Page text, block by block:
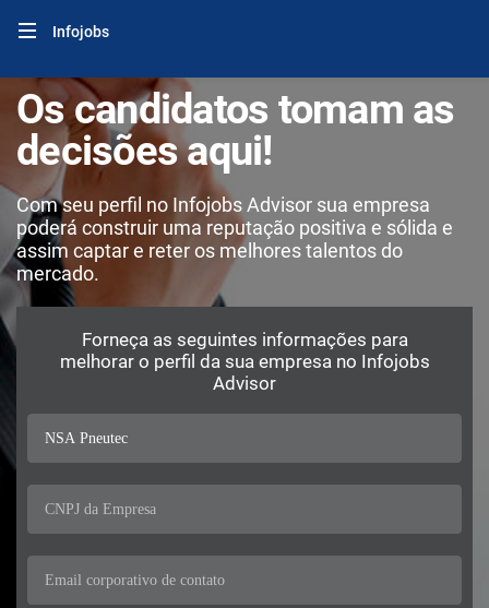
Infojobs
Os candidatos tomam as
decisões aqui!
Com seu perfil no Infojobs Advisor sua empresa
poderá construir uma reputação positiva e sólida e
assim captar e reter os melhores talentos do
mercado.
Forneça as seguintes informações para
melhorar o perfil da sua empresa no Infojobs
Advisor